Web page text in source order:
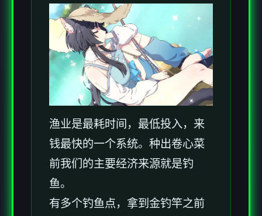
渔业是最耗时间，最低投入，来
钱最快的一个系统。种出卷心菜
前我们的主要经济来源就是钓
鱼。
有多个钓鱼点，拿到金钓竿之前